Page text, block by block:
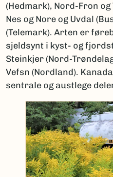
(Hedmark), Nord-Fron
Nes og Nore og Uvdal
(Telemark). Arten er
sjeldsynt i kyst- og
Steinkjer (Nord-
Vefsn (Nordland).
sentrale og austlege